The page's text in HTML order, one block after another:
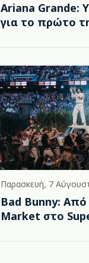
Ariana Grande:
για το πρώτο
Παρασκευή, 7
Bad Bunny:
Market στο